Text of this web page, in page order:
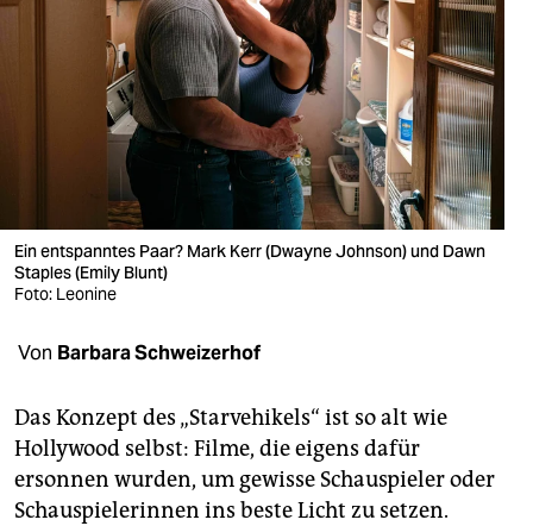
wahrheit
veranstaltungen
fragen & hilfe
unterstützen
abo
epaper login
Ein entspanntes Paar? Mark Kerr (Dwayne Johnson) und Dawn
Staples (Emily Blunt)
Foto: Leonine
Von Barbara Schweizerhof
Das Konzept des „Starvehikels“ ist so alt wie
Hollywood selbst: Filme, die eigens dafür
ersonnen wurden, um gewisse Schauspieler oder
Schauspielerinnen ins beste Licht zu setzen.